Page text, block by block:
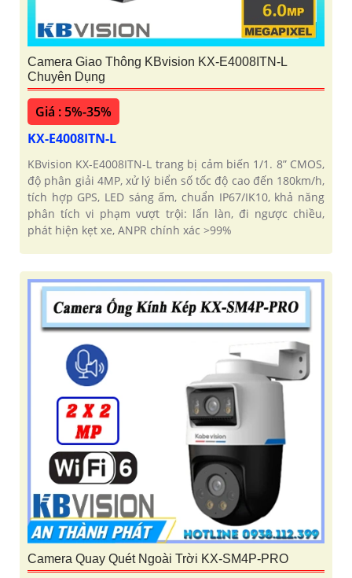
Camera Giao Thông KBvision KX-E4008ITN-L
Chuyên Dụng
Giá : 5%-35%
KX-E4008ITN-L
KBvision KX-E4008ITN-L trang bị cảm biến 1/1. 8” CMOS,
độ phân giải 4MP, xử lý biển số tốc độ cao đến 180km/h,
tích hợp GPS, LED sáng ấm, chuẩn IP67/IK10, khả năng
phân tích vi phạm vượt trội: lấn làn, đi ngược chiều,
phát hiện kẹt xe, ANPR chính xác >99%
Camera Quay Quét Ngoài Trời KX-SM4P-PRO